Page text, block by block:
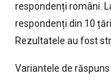
respondenți români.
respondenți din 10
Rezultatele au fost
Variantele de